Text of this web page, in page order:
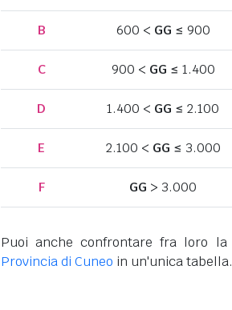
B 600 < GG ≤ 900
C 900 < GG ≤ 1.400
D 1.400 < GG ≤ 2.100
E 2.100 < GG ≤ 3.000
F GG > 3.000
Puoi anche confrontare fra loro la
Provincia di Cuneo in un'unica tabella.